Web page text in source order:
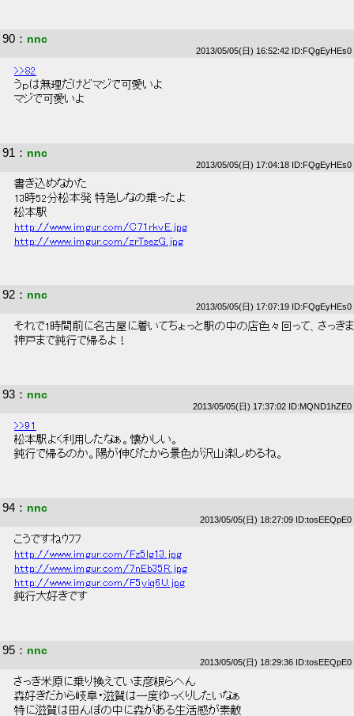
90 ： nnc
2013/05/05(日) 16:52:42 ID:FQgEyHEs0
>>82
うｐは無理だけどマジで可愛いよ
マジで可愛いよ
91 ： nnc
2013/05/05(日) 17:04:18 ID:FQgEyHEs0
書き込めなかた
13時52分松本発 特急しなの乗ったよ
松本駅
http://www.imgur.com/C71rkvE.jpg
http://www.imgur.com/zrTsezG.jpg
92 ： nnc
2013/05/05(日) 17:07:19 ID:FQgEyHEs0
それで1時間前に名古屋に着いてちょっと駅の中の店色々回って、さっき
神戸まで鈍行で帰るよ！
93 ： nnc
2013/05/05(日) 17:37:02 ID:MQND1hZE0
>>91
松本駅よく利用したなぁ。懐かしい。
鈍行で帰るのか。陽が伸びたから景色が沢山楽しめるね。
94 ： nnc
2013/05/05(日) 18:27:09 ID:tosEEQpE0
こうですねｳﾌﾌ
http://www.imgur.com/Fz5lg13.jpg
http://www.imgur.com/7nEb35R.jpg
http://www.imgur.com/F5yiq6U.jpg
鈍行大好きです
95 ： nnc
2013/05/05(日) 18:29:36 ID:tosEEQpE0
さっき米原に乗り換えていま彦根らへん
森好きだから岐阜・滋賀は一度ゆっくりしたいなぁ
特に滋賀は田んぼの中に森がある生活感が素敵